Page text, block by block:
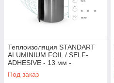
Теплоизоляция STANDART
ALUMINIUM FOIL / SELF-
ADHESIVE - 13 мм -
самоклеющаяся с алюм.
покрытием
Под заказ